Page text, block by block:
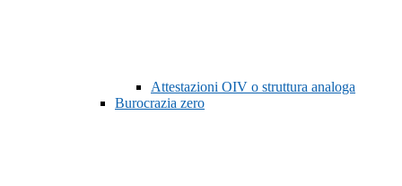
Attestazioni OIV o struttura analoga
Burocrazia zero